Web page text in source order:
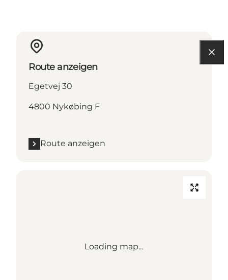
Route anzeigen
Egetvej 30
4800 Nykøbing F
Route anzeigen
Loading map...